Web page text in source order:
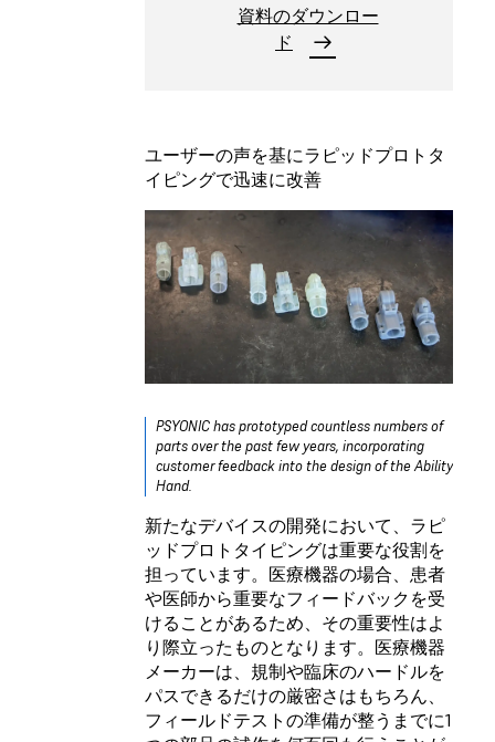
資料のダウンロー
ド
ユーザーの声を基にラピッドプロトタ
イピングで迅速に改善
PSYONIC has prototyped countless numbers of
parts over the past few years, incorporating
customer feedback into the design of the Ability
Hand.
新たなデバイスの開発において、ラピ
ッドプロトタイピングは重要な役割を
担っています。医療機器の場合、患者
や医師から重要なフィードバックを受
けることがあるため、その重要性はよ
り際立ったものとなります。医療機器
メーカーは、規制や臨床のハードルを
パスできるだけの厳密さはもちろん、
フィールドテストの準備が整うまでに1